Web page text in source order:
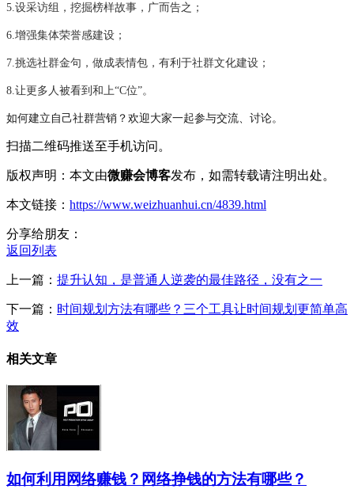
5.设采访组，挖掘榜样故事，广而告之；
6.增强集体荣誉感建设；
7.挑选社群金句，做成表情包，有利于社群文化建设；
8.让更多人被看到和上“C位”。
如何建立自己社群营销？欢迎大家一起参与交流、讨论。
扫描二维码推送至手机访问。
版权声明：本文由微赚会博客发布，如需转载请注明出处。
本文链接： https://www.weizhuanhui.cn/4839.html
分享给朋友：
返回列表
上一篇： 提升认知，是普通人逆袭的最佳路径，没有之一
下一篇： 时间规划方法有哪些？三个工具让时间规划更简单高
效
相关文章
如何利用网络赚钱？网络挣钱的方法有哪些？